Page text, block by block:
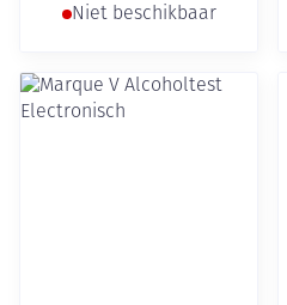
Niet beschikbaar